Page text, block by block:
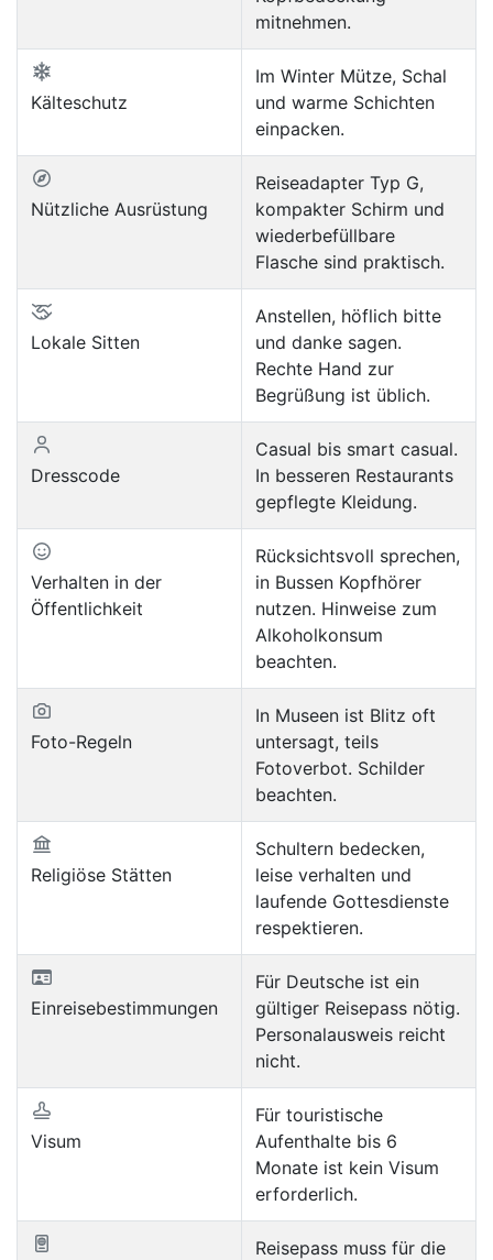
mitnehmen.
Kälteschutz
Im Winter Mütze, Schal
und warme Schichten
einpacken.
Nützliche Ausrüstung
Reiseadapter Typ G,
kompakter Schirm und
wiederbefüllbare
Flasche sind praktisch.
Lokale Sitten
Anstellen, höflich bitte
und danke sagen.
Rechte Hand zur
Begrüßung ist üblich.
Dresscode
Casual bis smart casual.
In besseren Restaurants
gepflegte Kleidung.
Verhalten in der
Öffentlichkeit
Rücksichtsvoll sprechen,
in Bussen Kopfhörer
nutzen. Hinweise zum
Alkoholkonsum
beachten.
Foto-Regeln
In Museen ist Blitz oft
untersagt, teils
Fotoverbot. Schilder
beachten.
Religiöse Stätten
Schultern bedecken,
leise verhalten und
laufende Gottesdienste
respektieren.
Einreisebestimmungen
Für Deutsche ist ein
gültiger Reisepass nötig.
Personalausweis reicht
nicht.
Visum
Für touristische
Aufenthalte bis 6
Monate ist kein Visum
erforderlich.
Reisepass muss für die